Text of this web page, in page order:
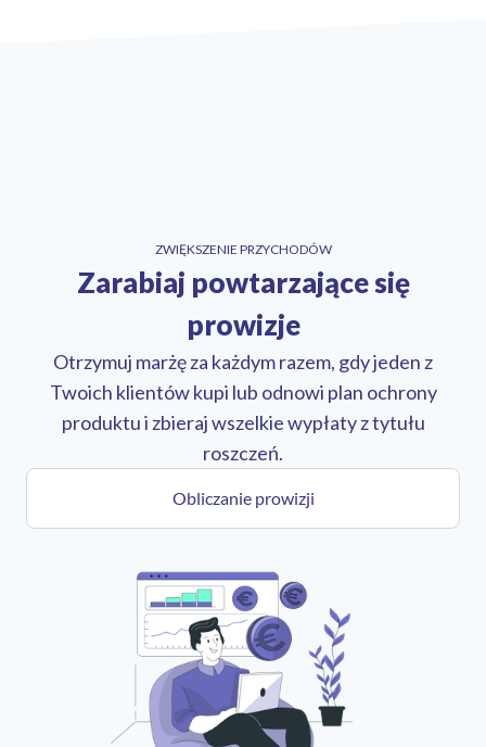
ZWIĘKSZENIE PRZYCHODÓW
Zarabiaj powtarzające się
prowizje
Otrzymuj marżę za każdym razem, gdy jeden z
Twoich klientów kupi lub odnowi plan ochrony
produktu i zbieraj wszelkie wypłaty z tytułu
roszczeń.
Obliczanie prowizji